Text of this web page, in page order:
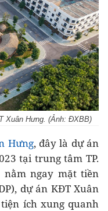
Xuân Hưng. (Ảnh: ĐXBB)
Hưng, đây là dự án
tại trung tâm TP.
ngay mặt tiền
dự án KĐT Xuân
ích xung quanh